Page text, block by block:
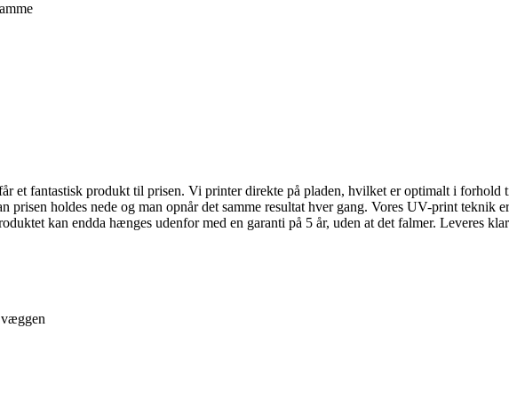
et fantastisk produkt til prisen. Vi printer direkte på pladen, hvilket er optimalt i forhold
holdes nede og man opnår det samme resultat hver gang. Vores UV-print teknik
kan endda hænges udenfor med en garanti på 5 år, uden at det falmer. Leveres